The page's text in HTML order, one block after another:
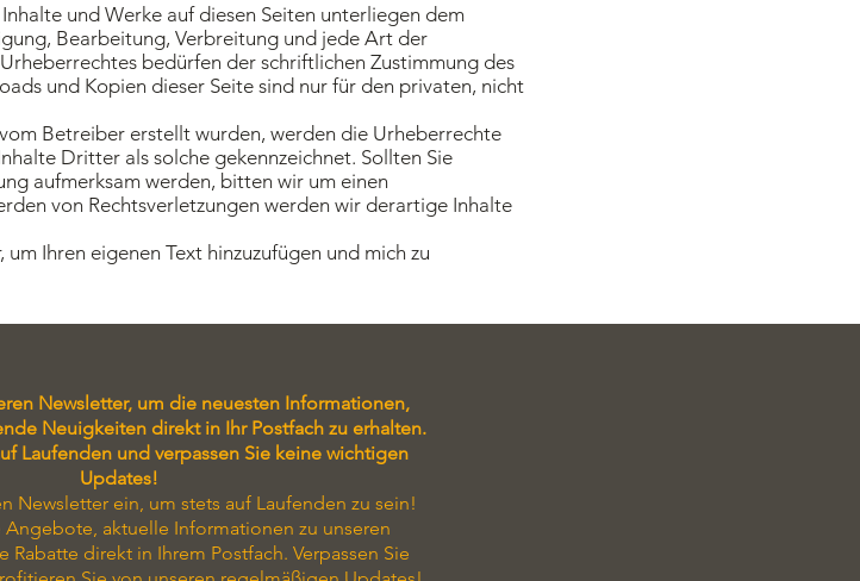
und Werke auf diesen Seiten unterliegen dem
Bearbeitung, Verbreitung und jede Art der
bedürfen der schriftlichen Zustimmung des
und Kopien dieser Seite sind nur für den privaten, nicht
Betreiber erstellt wurden, werden die Urheberrechte
Dritter als solche gekennzeichnet. Sollten Sie
aufmerksam werden, bitten wir um einen
von Rechtsverletzungen werden wir derartige Inhalte
Ihren eigenen Text hinzuzufügen und mich zu
Newsletter, um die neuesten Informationen,
Neuigkeiten direkt in Ihr Postfach zu erhalten.
Laufenden und verpassen Sie keine wichtigen
Updates!
Newsletter ein, um stets auf Laufenden zu sein!
Angebote, aktuelle Informationen zu unseren
Rabatte direkt in Ihrem Postfach. Verpassen Sie